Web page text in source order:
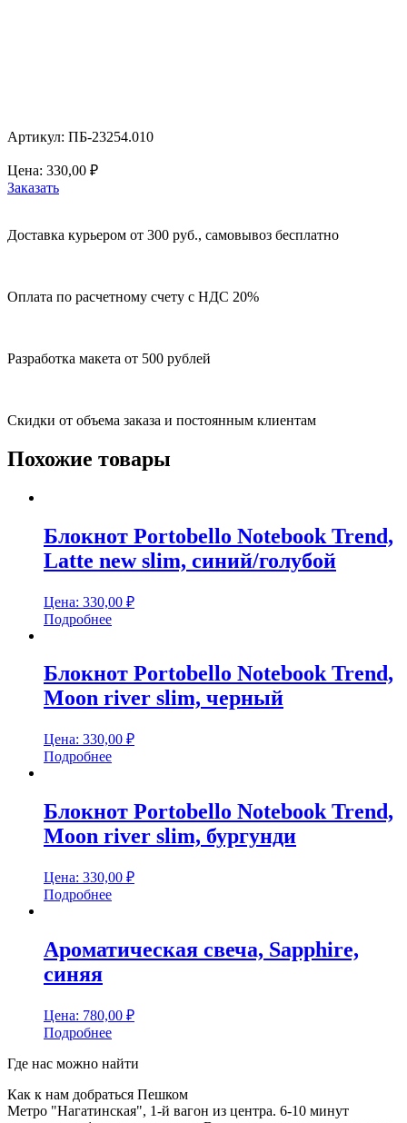
Артикул: ПБ-23254.010
Цена: 330,00 ₽
Заказать
Доставка курьером от 300 руб., самовывоз бесплатно
Оплата по расчетному счету с НДС 20%
Разработка макета от 500 рублей
Скидки от объема заказа и постоянным клиентам
Похожие товары
Блокнот Portobello Notebook Trend,
Latte new slim, синий/голубой
Цена: 330,00 ₽
Подробнее
Блокнот Portobello Notebook Trend,
Moon river slim, черный
Цена: 330,00 ₽
Подробнее
Блокнот Portobello Notebook Trend,
Moon river slim, бургунди
Цена: 330,00 ₽
Подробнее
Ароматическая свеча, Sapphire,
синяя
Цена: 780,00 ₽
Подробнее
Где нас можно найти
Как к нам добраться Пешком
Метро "Нагатинская", 1-й вагон из центра. 6-10 минут